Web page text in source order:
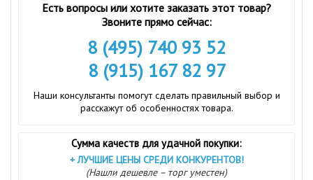
Есть вопросы или хотите заказать этот товар?
Звоните прямо сейчас:
8 (495) 740 93 52
8 (915) 167 82 97
Наши консультанты помогут сделать правильный выбор и
расскажут об особенностях товара.
Сумма качеств для удачной покупки:
+ ЛУЧШИЕ ЦЕНЫ СРЕДИ КОНКУРЕНТОВ!
(Нашли дешевле – торг уместен)